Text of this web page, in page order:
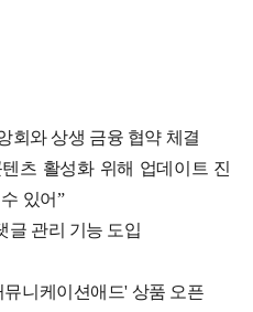
회와 상생 금융 협약 체결
츠 활성화 위해 업데이트 진
있어”
글 관리 기능 도입
니케이션애드' 상품 오픈